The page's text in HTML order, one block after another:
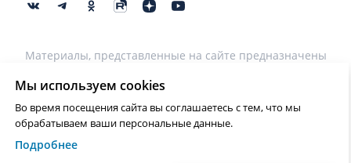
Материалы, представленные на сайте предназначены
использованы для постановки диагноза, назначения
лечения и не являются медицинскими рекомендациями.
Необходима консультация специалиста.
Нашли ошибку? Выделите текст и нажмите Ctrl+Enter или на ссылку
Мы используем cookies
Во время посещения сайта вы соглашаетесь с тем, что мы
обрабатываем ваши персональные данные.
Подробнее